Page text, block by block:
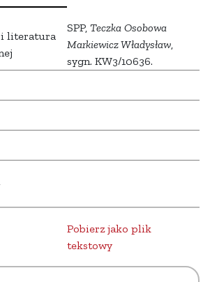
i literatura
SPP, Teczka Osobowa
Markiewicz Władysław,
sygn. KW3/10636.
Pobierz jako plik
tekstowy